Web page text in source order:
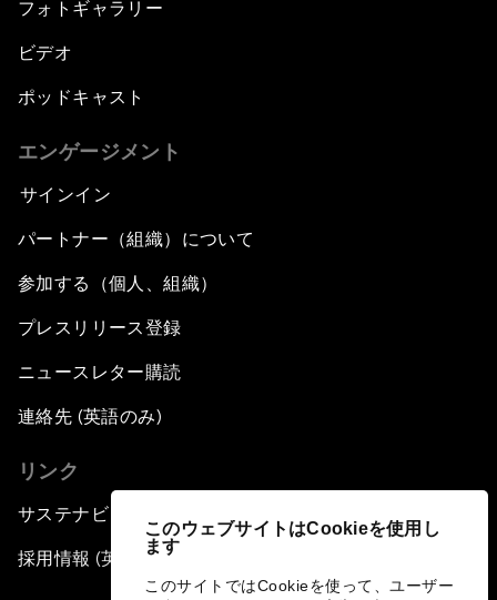
このウェブサイトはCookieを使用し
ます
このサイトではCookieを使って、ユーザー
フォトギャラリー
ビデオ
ポッドキャスト
エンゲージメント
サインイン
パートナー（組織）について
参加する（個人、組織）
プレスリリース登録
ニュースレター購読
連絡先 (英語のみ)
リンク
サステナビリティへの取り組み
採用情報 (英語のみ)